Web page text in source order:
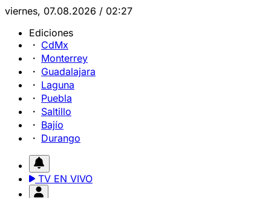
viernes, 07.08.2026 / 02:27
Ediciones
CdMx
Monterrey
Guadalajara
Laguna
Puebla
Saltillo
Bajío
Durango
TV EN VIVO